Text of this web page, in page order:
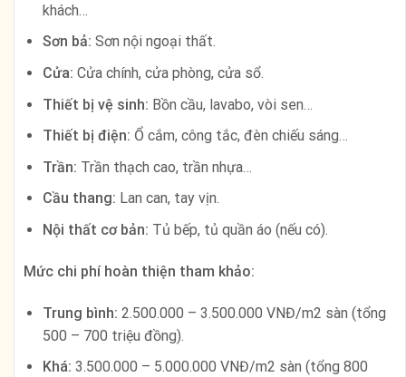
khách…
Sơn bả: Sơn nội ngoại thất.
Cửa: Cửa chính, cửa phòng, cửa sổ.
Thiết bị vệ sinh: Bồn cầu, lavabo, vòi sen…
Thiết bị điện: Ổ cắm, công tắc, đèn chiếu sáng…
Trần: Trần thạch cao, trần nhựa…
Cầu thang: Lan can, tay vịn.
Nội thất cơ bản: Tủ bếp, tủ quần áo (nếu có).
Mức chi phí hoàn thiện tham khảo:
Trung bình: 2.500.000 – 3.500.000 VNĐ/m2 sàn (tổng
500 – 700 triệu đồng).
Khá: 3.500.000 – 5.000.000 VNĐ/m2 sàn (tổng 800